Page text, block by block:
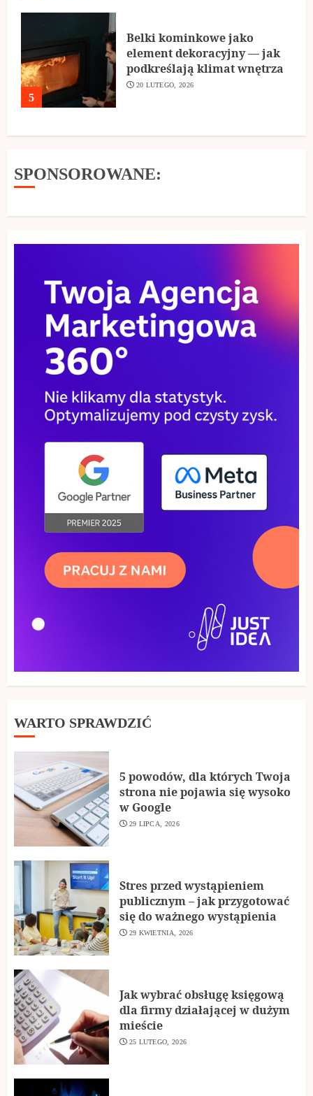
5
Belki kominkowe jako
element dekoracyjny — jak
podkreślają klimat wnętrza
20 LUTEGO, 2026
SPONSOROWANE:
WARTO SPRAWDZIĆ
5 powodów, dla których Twoja
strona nie pojawia się wysoko
w Google
29 LIPCA, 2026
Stres przed wystąpieniem
publicznym – jak przygotować
się do ważnego wystąpienia
29 KWIETNIA, 2026
Jak wybrać obsługę księgową
dla firmy działającej w dużym
mieście
25 LUTEGO, 2026